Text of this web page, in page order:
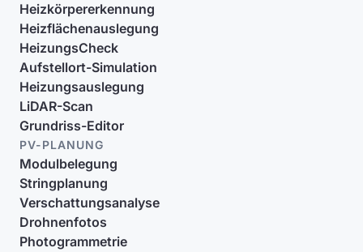
Heizkörpererkennung
Heizflächenauslegung
HeizungsCheck
Aufstellort-Simulation
Heizungsauslegung
LiDAR-Scan
Grundriss-Editor
PV-PLANUNG
Modulbelegung
Stringplanung
Verschattungsanalyse
Drohnenfotos
Photogrammetrie